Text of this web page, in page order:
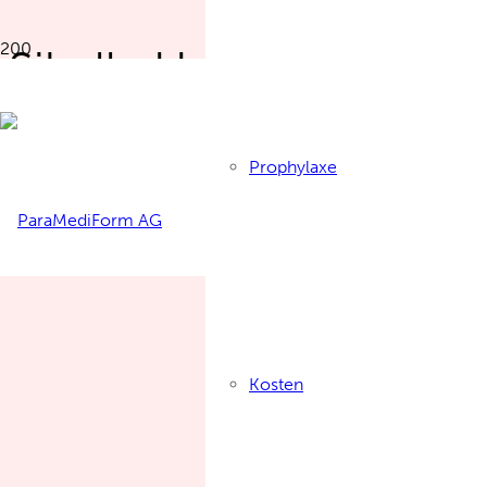
Prophylaxe
Kosten
Sibylle Hofer aus